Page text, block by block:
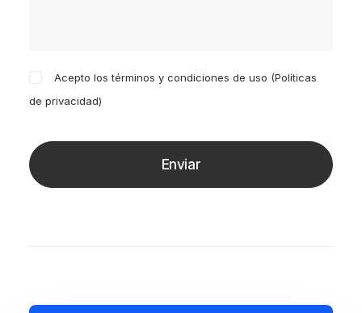
Acepto los términos y condiciones de uso (Políticas
de privacidad)